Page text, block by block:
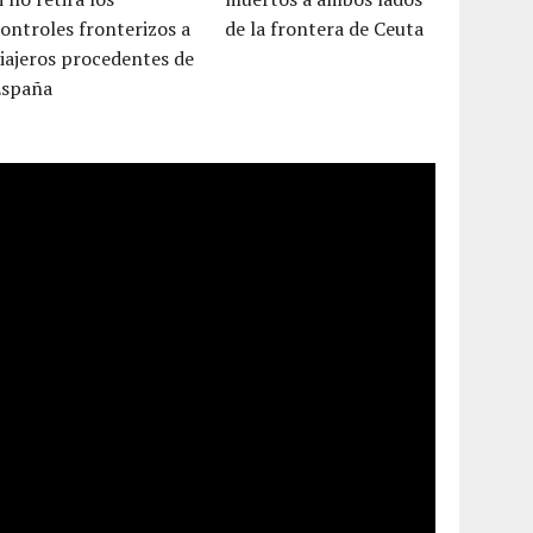
fronterizos a
procedentes de
de la frontera de Ceuta